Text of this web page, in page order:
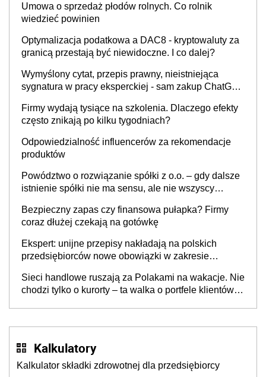
Umowa o sprzedaż płodów rolnych. Co rolnik
wiedzieć powinien
Optymalizacja podatkowa a DAC8 - kryptowaluty za
granicą przestają być niewidoczne. I co dalej?
Wymyślony cytat, przepis prawny, nieistniejąca
sygnatura w pracy eksperckiej - sam zakup ChatGPT
Firmy wydają tysiące na szkolenia. Dlaczego efekty
często znikają po kilku tygodniach?
Odpowiedzialność influencerów za rekomendacje
produktów
Powództwo o rozwiązanie spółki z o.o. – gdy dalsze
istnienie spółki nie ma sensu, ale nie wszyscy
Bezpieczny zapas czy finansowa pułapka? Firmy
coraz dłużej czekają na gotówkę
Ekspert: unijne przepisy nakładają na polskich
przedsiębiorców nowe obowiązki w zakresie
Sieci handlowe ruszają za Polakami na wakacje. Nie
chodzi tylko o kurorty – ta walka o portfele klientów
Kalkulatory
Kalkulator składki zdrowotnej dla przedsiębiorcy